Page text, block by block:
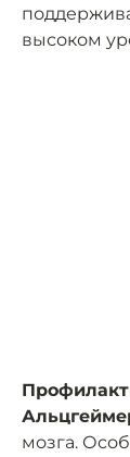
высоком
мозга.